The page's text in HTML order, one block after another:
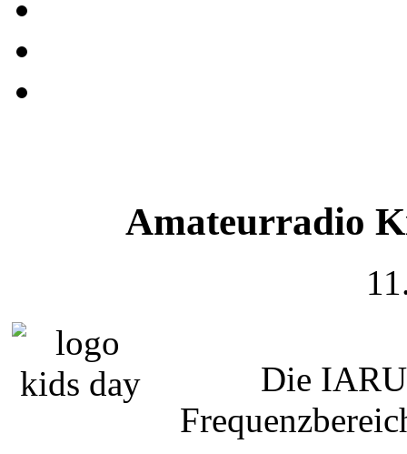
Amateurradio
Die